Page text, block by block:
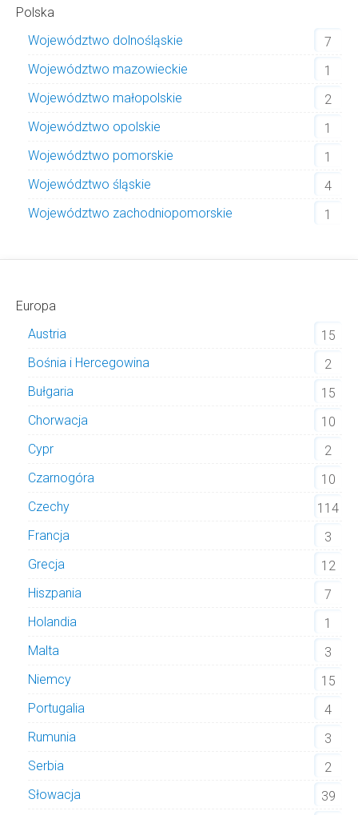
Polska
Województwo dolnośląskie
7
Województwo mazowieckie
1
Województwo małopolskie
2
Województwo opolskie
1
Województwo pomorskie
1
Województwo śląskie
4
Województwo zachodniopomorskie
1
Europa
Austria
15
Bośnia i Hercegowina
2
Bułgaria
15
Chorwacja
10
Cypr
2
Czarnogóra
10
Czechy
114
Francja
3
Grecja
12
Hiszpania
7
Holandia
1
Malta
3
Niemcy
15
Portugalia
4
Rumunia
3
Serbia
2
Słowacja
39